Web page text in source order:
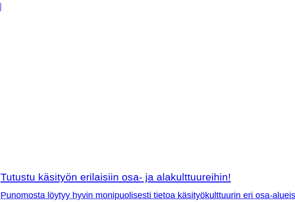
Tutustu käsityön erilaisiin osa- ja alakulttuureihin!
Punomosta löytyy hyvin monipuolisesti tietoa käsityökulttuurin eri osa-